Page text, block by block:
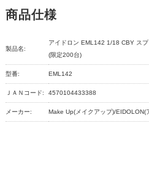
商品仕様
製品名:
アイドロン EML142 1/18 CBY ス
(限定200台)
型番: EML142
ＪＡＮコード: 4570104433388
メーカー: Make Up(メイクアップ)/EIDOLON(